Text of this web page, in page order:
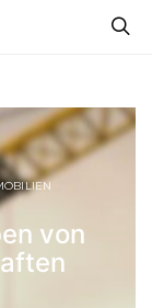
von